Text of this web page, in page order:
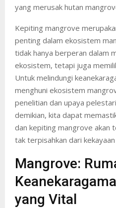
yang merusak hutan
Kepiting mangrove
penting dalam ekosistem
tidak hanya berperan dalam
ekosistem, tetapi juga
Untuk melindungi
menghuni ekosistem
penelitian dan upaya
demikian, kita dapat
dan kepiting mangrove akan
tak terpisahkan dari
Mangrove:
yang Vital